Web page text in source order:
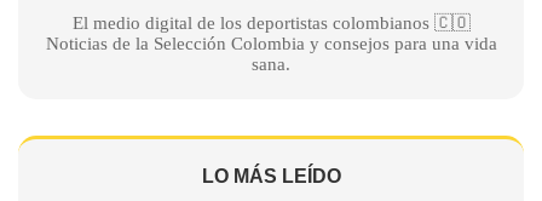
El medio digital de los deportistas colombianos 🇨🇴
Noticias de la Selección Colombia y consejos para una vida
sana.
LO MÁS LEÍDO